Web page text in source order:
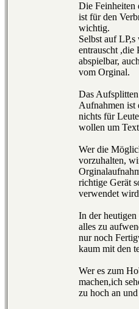
Die Feinheiten
ist für den
wichtig.
Selbst auf
entrauscht ,die
abspielbar,
vom Orginal.
Das
Aufnahmen ist
nichts für
wollen um
Wer die
vorzuhalten,
richtige Gerät
verwendet
In der
alles zu
nur noch
kaum mit den
Wer es zum
machen,ich
zu hoch an